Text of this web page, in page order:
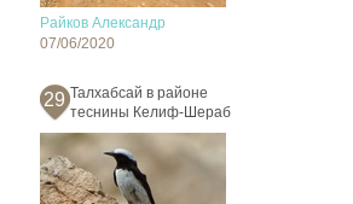
Райков Александр
07/06/2020
29 Талхабсай в районе
теснины Келиф-Шераб